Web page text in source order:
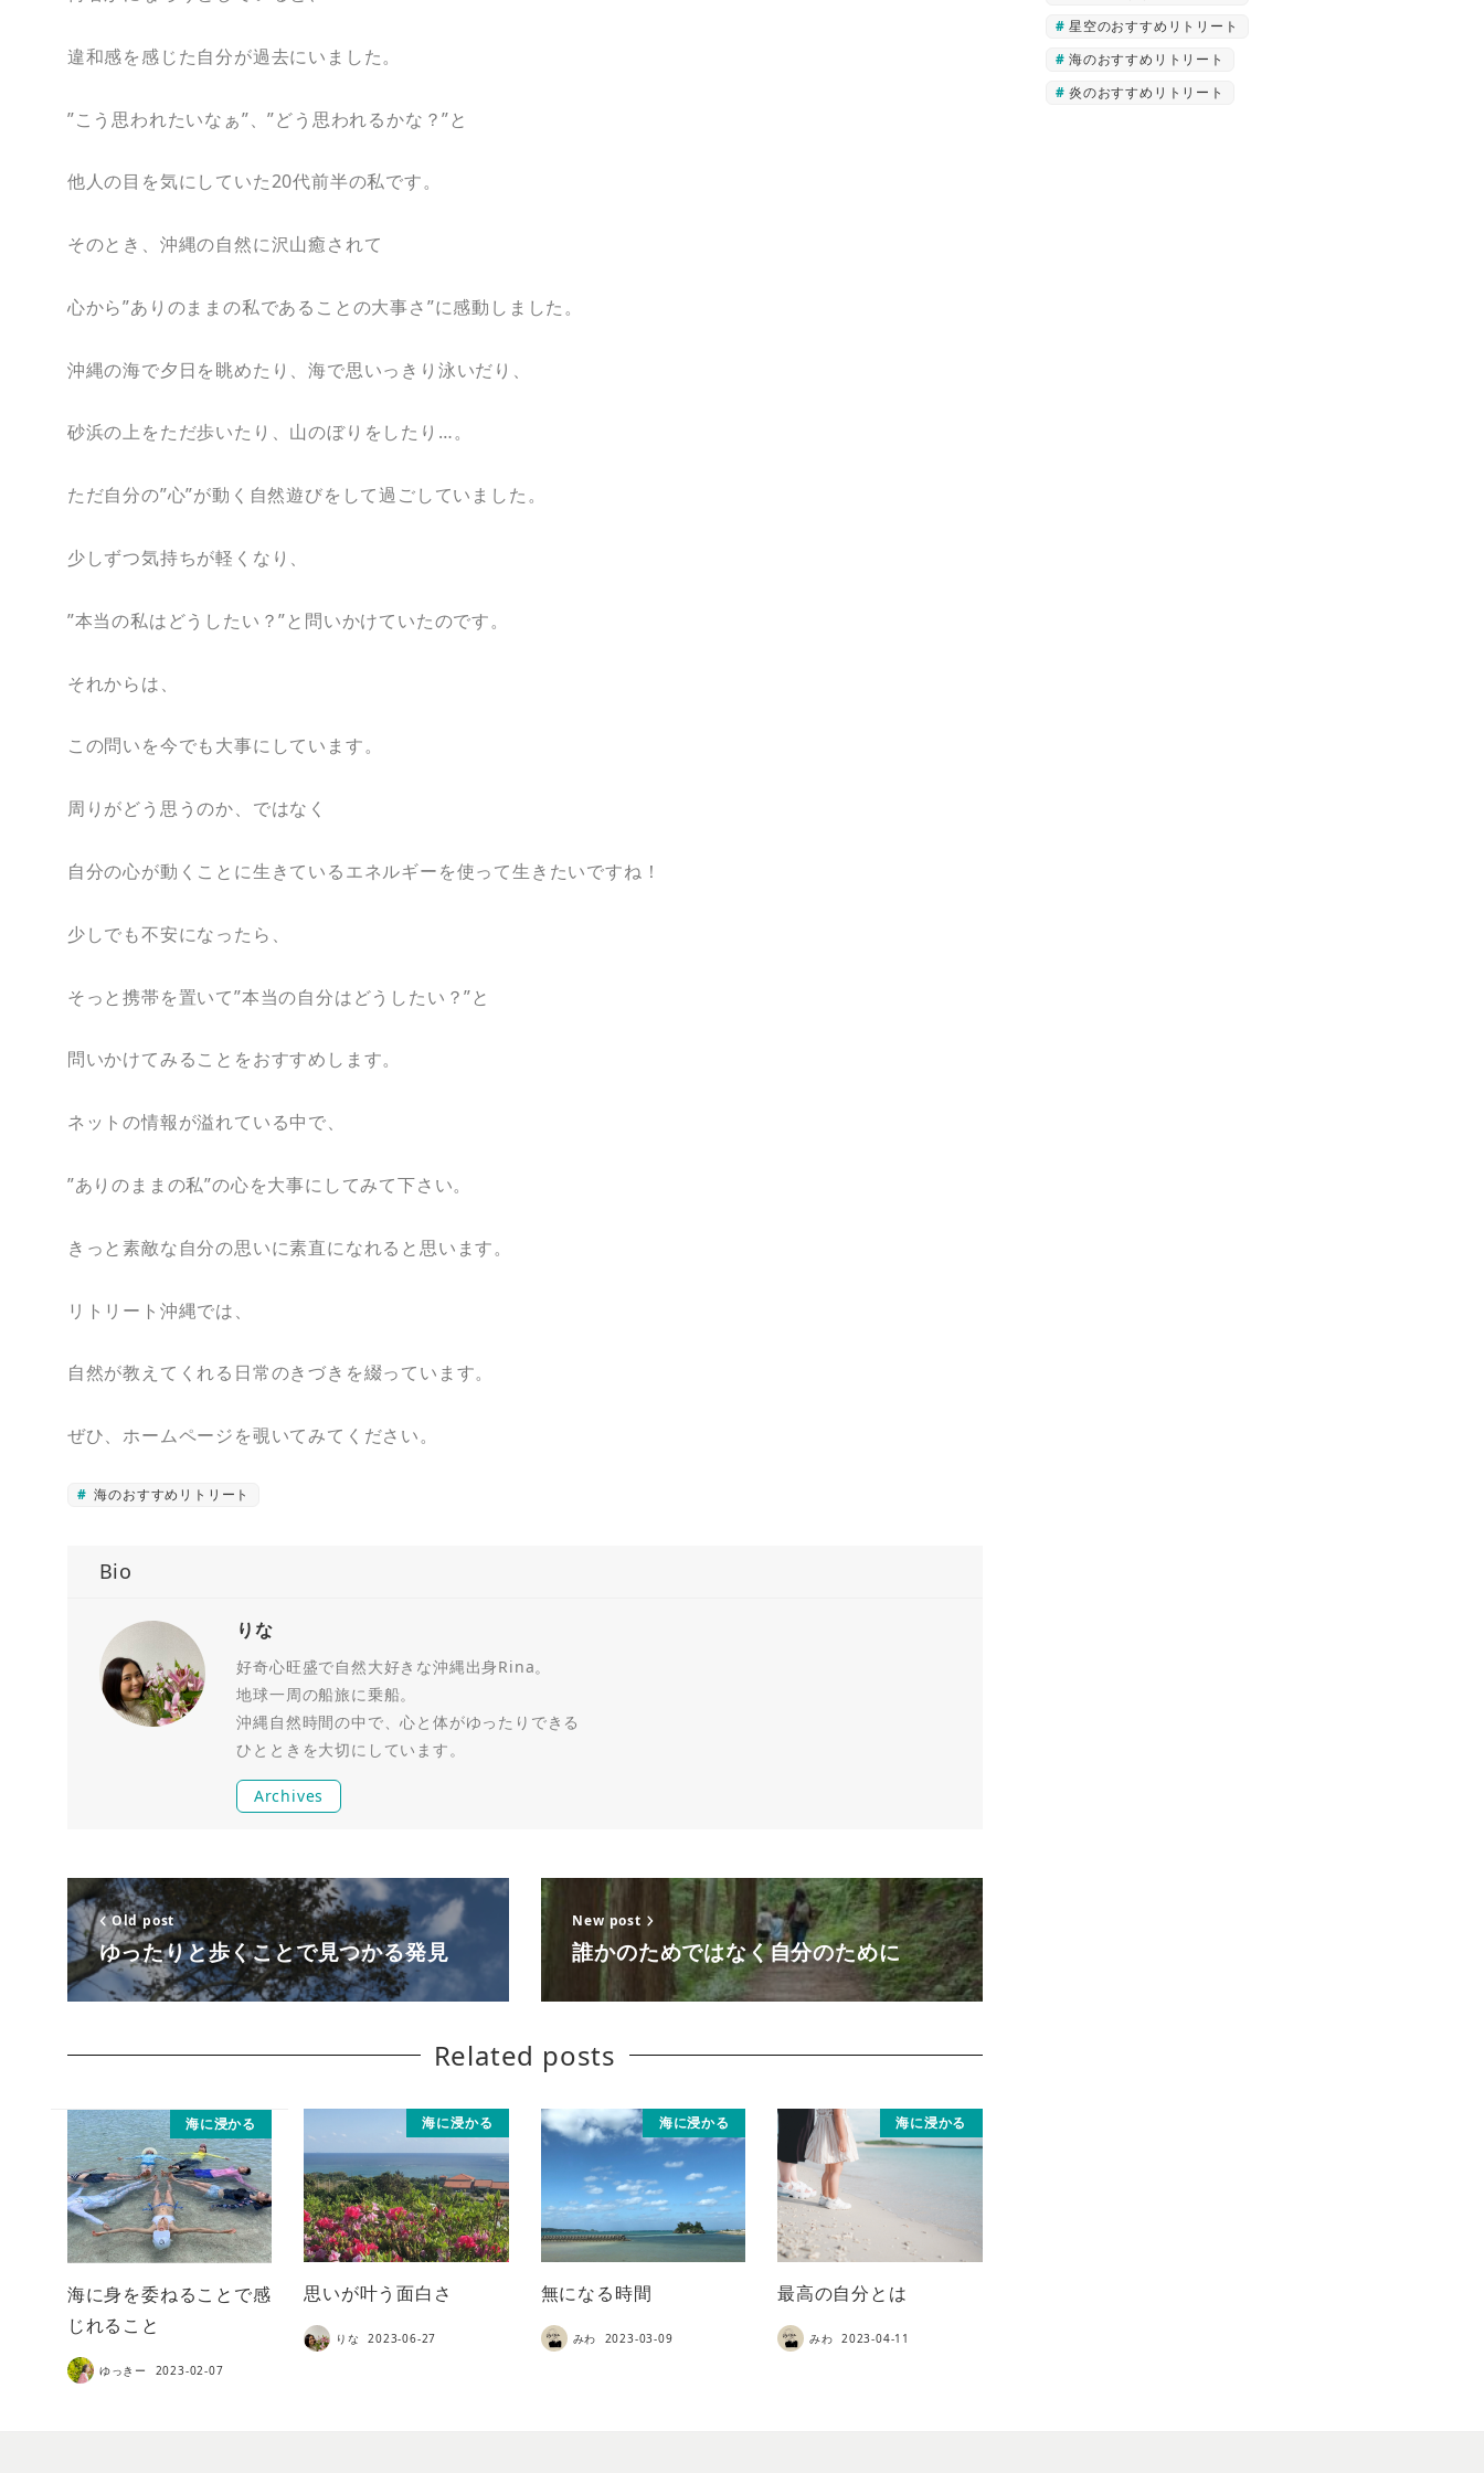
違和感を感じた自分が過去にいました。
”こう思われたいなぁ”、”どう思われるかな？”と
他人の目を気にしていた20代前半の私です。
そのとき、沖縄の自然に沢山癒されて
心から”ありのままの私であることの大事さ”に感動しました。
沖縄の海で夕日を眺めたり、海で思いっきり泳いだり、
砂浜の上をただ歩いたり、山のぼりをしたり…。
ただ自分の”心”が動く自然遊びをして過ごしていました。
少しずつ気持ちが軽くなり、
”本当の私はどうしたい？”と問いかけていたのです。
それからは、
この問いを今でも大事にしています。
周りがどう思うのか、ではなく
自分の心が動くことに生きているエネルギーを使って生きたいですね！
少しでも不安になったら、
そっと携帯を置いて”本当の自分はどうしたい？”と
問いかけてみることをおすすめします。
ネットの情報が溢れている中で、
”ありのままの私”の心を大事にしてみて下さい。
きっと素敵な自分の思いに素直になれると思います。
リトリート沖縄では、
自然が教えてくれる日常のきづきを綴っています。
ぜひ、ホームページを覗いてみてください。
海のおすすめリトリート
Bio
りな
好奇心旺盛で自然大好きな沖縄出身Rina。
地球一周の船旅に乗船。
沖縄自然時間の中で、心と体がゆったりできる
ひとときを大切にしています。
Archives
Old post
ゆったりと歩くことで見つかる発見
New post
誰かのためではなく自分のために
Related posts
海に浸かる
海に身を委ねることで感
じれること
ゆっきー 2023-02-07
海に浸かる
思いが叶う面白さ
りな 2023-06-27
海に浸かる
無になる時間
みわ 2023-03-09
海に浸かる
最高の自分とは
みわ 2023-04-11
星空のおすすめリトリート
海のおすすめリトリート
炎のおすすめリトリート